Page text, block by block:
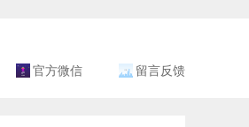
官方微信 留言反馈